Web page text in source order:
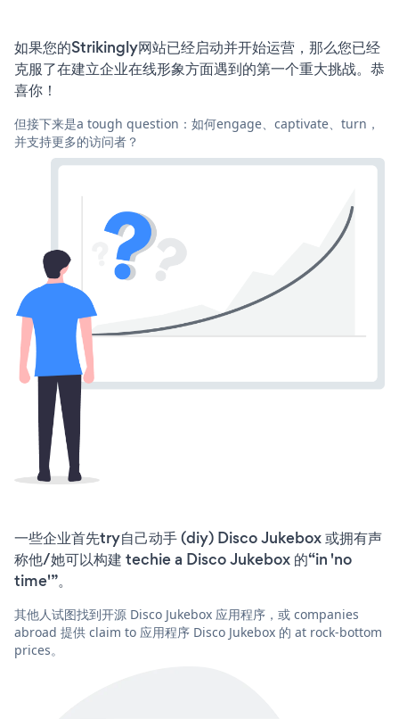
如果您的Strikingly网站已经启动并开始运营，那么您已经
克服了在建立企业在线形象方面遇到的第一个重大挑战。恭
喜你！
但接下来是a tough question：如何engage、captivate、turn，
并支持更多的访问者？
一些企业首先try自己动手 (diy) Disco Jukebox 或拥有声
称他/她可以构建 techie a Disco Jukebox 的“in 'no
time'”。
其他人试图找到开源 Disco Jukebox 应用程序，或 companies
abroad 提供 claim to 应用程序 Disco Jukebox 的 at rock-bottom
prices。